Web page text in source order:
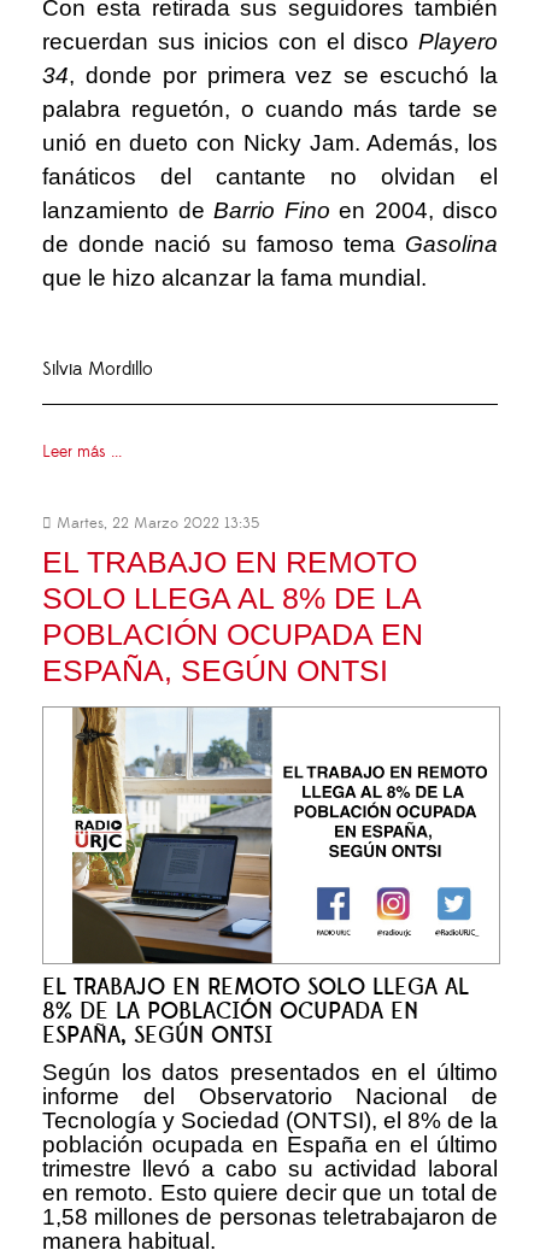
Con esta retirada sus seguidores también
recuerdan sus inicios con el disco Playero
34, donde por primera vez se escuchó la
palabra reguetón, o cuando más tarde se
unió en dueto con Nicky Jam. Además, los
fanáticos del cantante no olvidan el
lanzamiento de Barrio Fino en 2004, disco
de donde nació su famoso tema Gasolina
que le hizo alcanzar la fama mundial.
Silvia Mordillo
Leer más ...
Martes, 22 Marzo 2022 13:35
EL TRABAJO EN REMOTO
SOLO LLEGA AL 8% DE LA
POBLACIÓN OCUPADA EN
ESPAÑA, SEGÚN ONTSI
EL TRABAJO EN REMOTO SOLO LLEGA AL
8% DE LA POBLACIÓN OCUPADA EN
ESPAÑA, SEGÚN ONTSI
Según los datos presentados en el último
informe del Observatorio Nacional de
Tecnología y Sociedad (ONTSI), el 8% de la
población ocupada en España en el último
trimestre llevó a cabo su actividad laboral
en remoto. Esto quiere decir que un total de
1,58 millones de personas teletrabajaron de
manera habitual.